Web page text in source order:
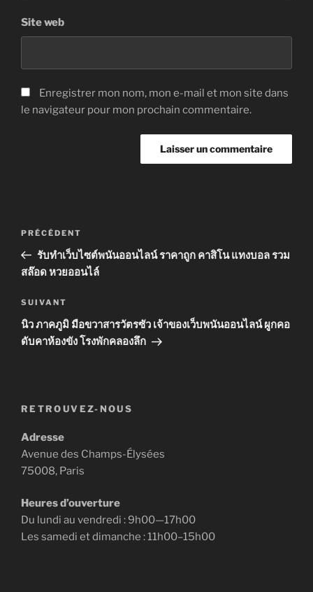
Site web
Enregistrer mon nom, mon e-mail et mon site dans
le navigateur pour mon prochain commentaire.
Navigation
l’article
Article
précédent
PRÉCÉDENT
รับทำเว็บไซต์พนันออนไลน์ ราคาถูก คาสิโน แทงบอล รวม
สล๊อด หวยออนไล์
Article
suivant
SUIVANT
นิว ภาคภูมิ มือขวาสารวัตรซัว เจ้าของเว็บพนันออนไลน์ ผูกคอ
ดับคาห้องขัง โรงพักคลองลึก
RETROUVEZ-NOUS
Adresse
Avenue des Champs-Élysées
75008, Paris
Heures d’ouverture
Du lundi au vendredi : 9h00—17h00
Les samedi et dimanche : 11h00–15h00